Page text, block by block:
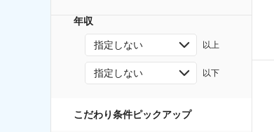
年収
指定しない 以上
指定しない 以下
こだわり条件ピックアップ